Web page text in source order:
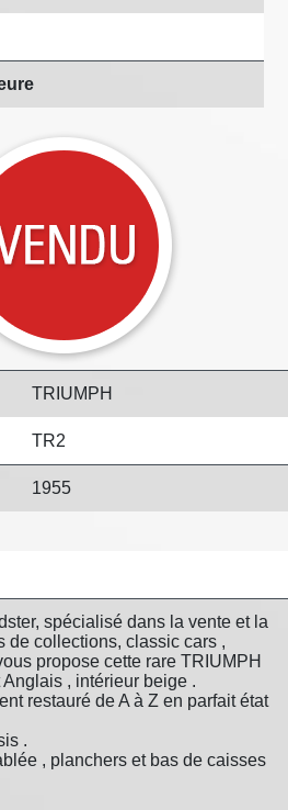
TRIUMPH
TR2
1955
spécialisé dans la vente et la
de collections, classic cars ,
propose cette rare TRIUMPH
, intérieur beige .
restauré de A à Z en parfait état
.
, planchers et bas de caisses